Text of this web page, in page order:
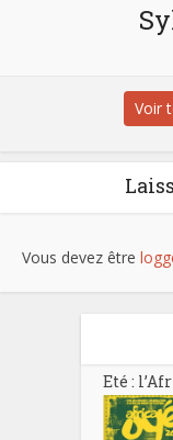
Voir
Vous devez être
Eté :